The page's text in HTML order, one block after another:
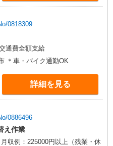
0818309
通費全額支給
＊車・バイク通勤OK
詳細を見る
0886496
え作業
収例：225000円以上（残業・休